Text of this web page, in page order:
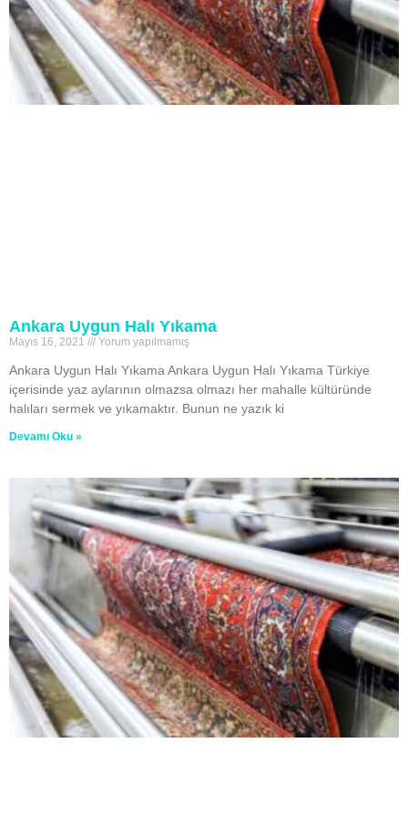
Ankara Uygun Halı Yıkama
Mayıs 16, 2021 Yorum yapılmamış
Ankara Uygun Halı Yıkama Ankara Uygun Halı Yıkama Türkiye
içerisinde yaz aylarının olmazsa olmazı her mahalle kültüründe
halıları sermek ve yıkamaktır. Bunun ne yazık ki
Devamı Oku »